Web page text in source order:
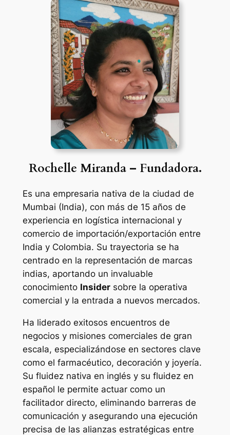
Rochelle Miranda – Fundadora.
Es una empresaria nativa de la ciudad de
Mumbai (India), con más de 15 años de
experiencia en logística internacional y
comercio de importación/exportación entre
India y Colombia. Su trayectoria se ha
centrado en la representación de marcas
indias, aportando un invaluable
conocimiento Insidersobre la operativa
comercial y la entrada a nuevos mercados.
Ha liderado exitosos encuentros de
negocios y misiones comerciales de gran
escala, especializándose en sectores clave
como el farmacéutico, decoración y joyería.
Su fluidez nativa en inglés y su fluidez en
español le permite actuar como un
facilitador directo, eliminando barreras de
comunicación y asegurando una ejecución
precisa de las alianzas estratégicas entre